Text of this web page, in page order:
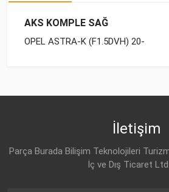
AKS KOMPLE SAĞ
OPEL ASTRA-K (F1.5DVH) 20-
İletişim
Parça Burada Bilişim Teknolojileri
İç ve Dış Ticaret